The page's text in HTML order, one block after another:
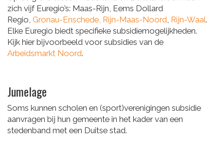
zich vijf Euregio’s: Maas-Rijn, Eems Dollard
Regio, Gronau-Enschede, Rijn-Maas-Noord, Rijn-Waal.
Elke Euregio biedt specifieke subsidiemogelijkheden.
Kijk hier bijvoorbeeld voor subsidies van de
Arbeidsmarkt Noord.
Jumelage
Soms kunnen scholen en (sport)verenigingen subsidie
aanvragen bij hun gemeente in het kader van een
stedenband met een Duitse stad.